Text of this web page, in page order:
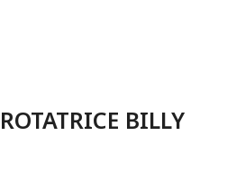
BILLY